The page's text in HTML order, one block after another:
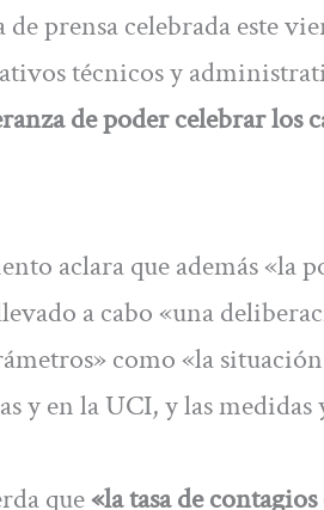
prensa celebrada este
técnicos y
de poder celebrar los
aclara que además «la
a cabo «una
como «la
y en la UCI, y las
que«la tasa de